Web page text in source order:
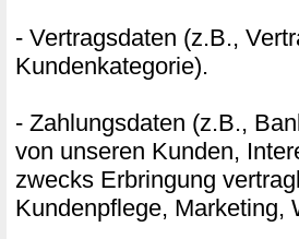
- Vertragsdaten (z.B.,
Kundenkategorie).
- Zahlungsdaten (z.B.,
von unseren Kunden,
zwecks Erbringung
Kundenpflege, Marketing,